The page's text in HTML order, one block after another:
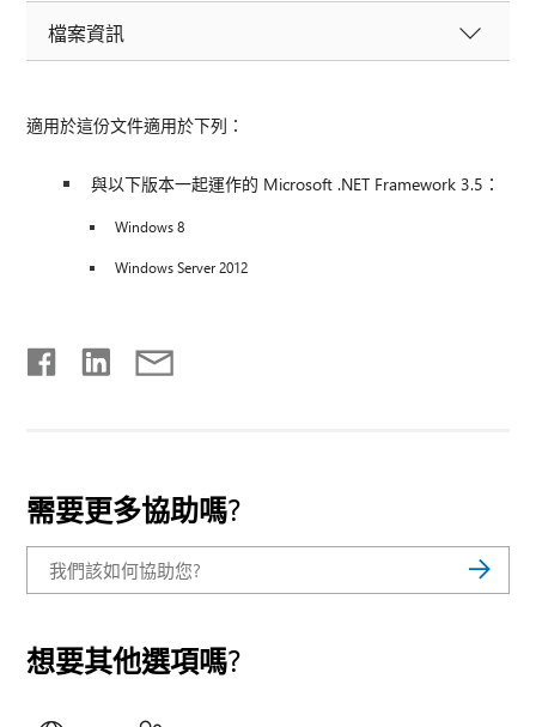
檔案資訊
適用於這份文件適用於下列：
與以下版本一起運作的 Microsoft .NET Framework 3.5：
Windows 8
Windows Server 2012
需要更多協助嗎?
想要其他選項嗎?